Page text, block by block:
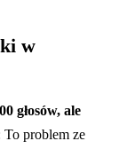
w
głosów, ale
To problem ze